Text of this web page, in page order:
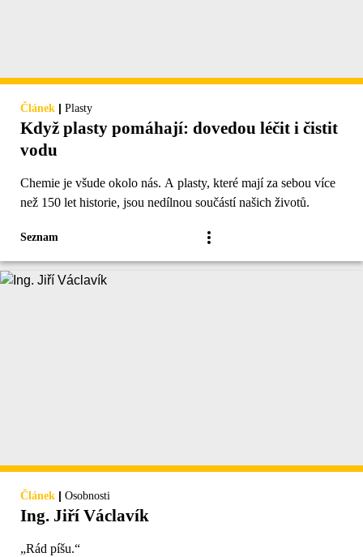
Článek | Plasty
Když plasty pomáhají: dovedou léčit i čistit
vodu
Chemie je všude okolo nás. A plasty, které mají za sebou více
než 150 let historie, jsou nedílnou součástí našich životů.
Seznam
Článek | Osobnosti
Ing. Jiří Václavík
„Rád píšu.“